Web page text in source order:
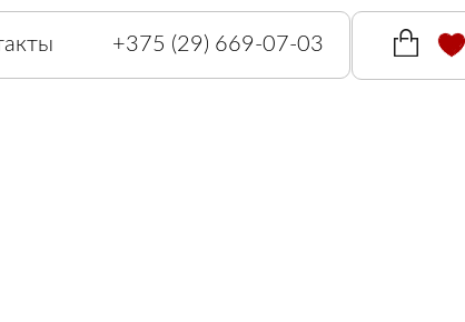
+375 (29) 669-07-03